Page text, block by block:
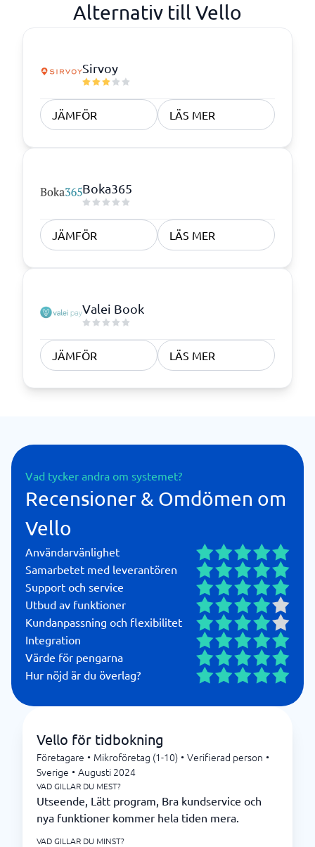
Alternativ till Vello
Sirvoy
JÄMFÖR LÄS MER
Boka365
JÄMFÖR LÄS MER
Valei Book
JÄMFÖR LÄS MER
Vad tycker andra om systemet?
Recensioner & Omdömen om
Vello
Användarvänlighet
Samarbetet med leverantören
Support och service
Utbud av funktioner
Kundanpassning och flexibilitet
Integration
Värde för pengarna
Hur nöjd är du överlag?
Vello för tidbokning
Företagare • Mikroföretag (1-10) • Verifierad person •
Sverige • Augusti 2024
VAD GILLAR DU MEST?
Utseende, Lätt program, Bra kundservice och
nya funktioner kommer hela tiden mera.
VAD GILLAR DU MINST?